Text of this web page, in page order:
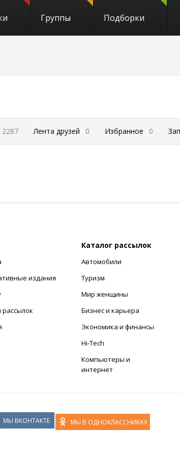
Группы Подборки
2287 Лента друзей 0 Избранное 0
издания
рассылок
Каталог рассылок
Автомобили
Туризм
Мир женщины
Бизнес и карьера
Экономика и финансы
Hi-Tech
Компьютеры и
интернет
МЫ ВКОНТАКТЕ МЫ В ОДНОКЛАССНИКАХ